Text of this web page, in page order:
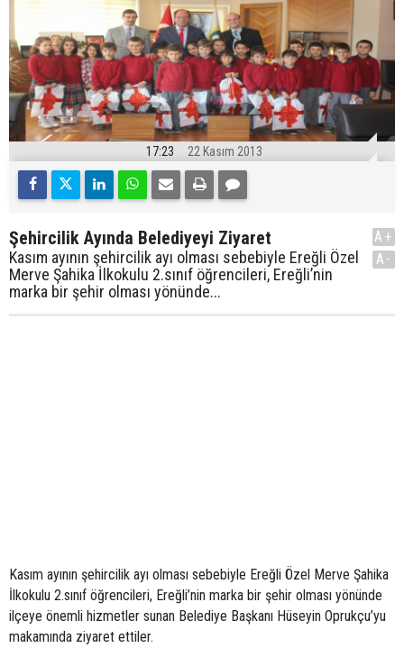
17:23 22 Kasım 2013
Şehircilik Ayında Belediyeyi Ziyaret
Kasım ayının şehircilik ayı olması sebebiyle Ereğli Özel
Merve Şahika İlkokulu 2.sınıf öğrencileri, Ereğli’nin
marka bir şehir olması yönünde...
A+
A-
Kasım ayının şehircilik ayı olması sebebiyle Ereğli Özel Merve Şahika
İlkokulu 2.sınıf öğrencileri, Ereğli’nin marka bir şehir olması yönünde
ilçeye önemli hizmetler sunan Belediye Başkanı Hüseyin Oprukçu’yu
makamında ziyaret ettiler.